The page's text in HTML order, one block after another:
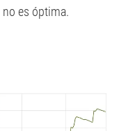
es óptima.